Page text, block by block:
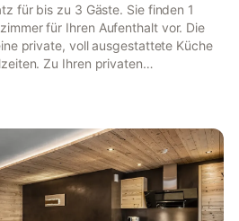
für bis zu 3 Gäste. Sie finden 1
für Ihren Aufenthalt vor. Die
private, voll ausgestattete Küche
Zu Ihren privaten
Arbeitsplatz. Dieses Apartment
Mupan in San Vigilio Di
Annehmlichkeiten wie